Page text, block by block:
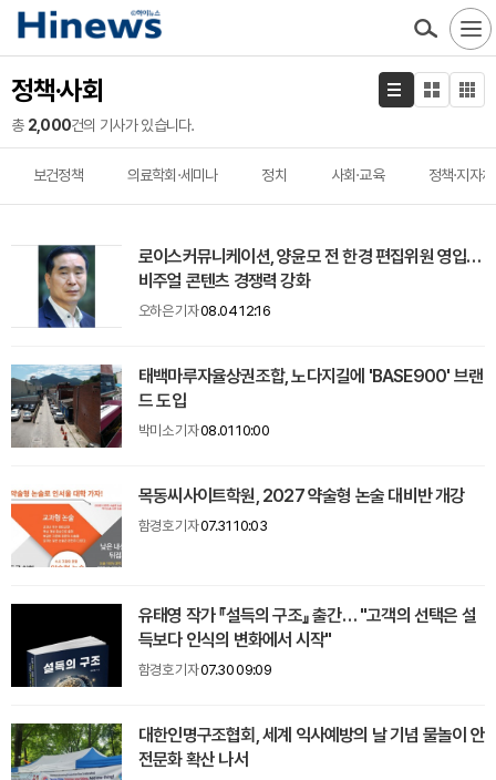
정책·사회
총 2,000건의 기사가 있습니다.
보건정책 의료학회·세미나 정치 사회·교육 정책·지자체
로이스커뮤니케이션, 양윤모 전 한경 편집위원 영입…
비주얼 콘텐츠 경쟁력 강화
오하은 기자08.04 12:16
태백마루자율상권조합, 노다지길에 'BASE900' 브랜
드 도입
박미소 기자08.01 10:00
목동씨사이트학원, 2027 약술형 논술 대비반 개강
함경호 기자07.31 10:03
유태영 작가 『설득의 구조』 출간… "고객의 선택은 설
득보다 인식의 변화에서 시작"
함경호 기자07.30 09:09
대한인명구조협회, 세계 익사예방의 날 기념 물놀이 안
전문화 확산 나서